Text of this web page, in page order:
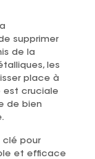
supprimer
de la
les
place à
est cruciale
de bien
clé pour
et efficace